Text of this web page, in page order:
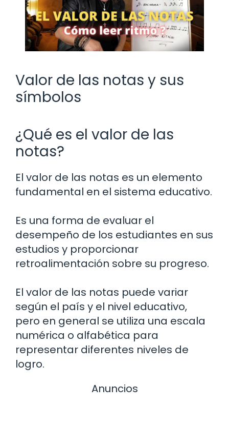
Valor de las notas y sus
símbolos
¿Qué es el valor de las
notas?
El valor de las notas es un elemento
fundamental en el sistema educativo.
Es una forma de evaluar el
desempeño de los estudiantes en sus
estudios y proporcionar
retroalimentación sobre su progreso.
El valor de las notas puede variar
según el país y el nivel educativo,
pero en general se utiliza una escala
numérica o alfabética para
representar diferentes niveles de
logro.
Anuncios